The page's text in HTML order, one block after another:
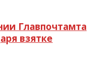
Главпочтамта
взятке